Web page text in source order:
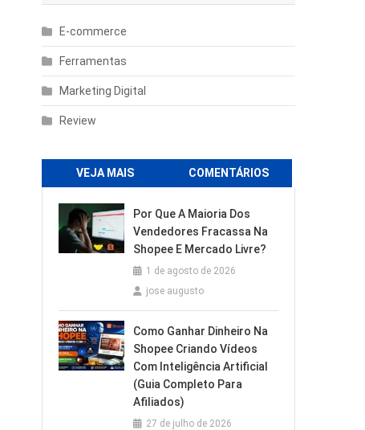
E-commerce
Ferramentas
Marketing Digital
Review
VEJA MAIS COMENTÁRIOS
Por Que A Maioria Dos
Vendedores Fracassa Na
Shopee E Mercado Livre?
1 de agosto de 2026
jose augusto
Como Ganhar Dinheiro Na
Shopee Criando Vídeos
Com Inteligência Artificial
(Guia Completo Para
Afiliados)
27 de julho de 2026